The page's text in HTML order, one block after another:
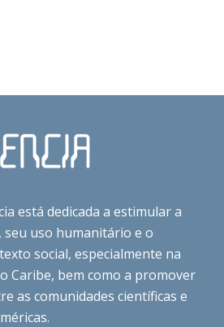
está dedicada a estimular a
seu uso humanitário e o
social, especialmente na
Caribe, bem como a promover
as comunidades científicas e